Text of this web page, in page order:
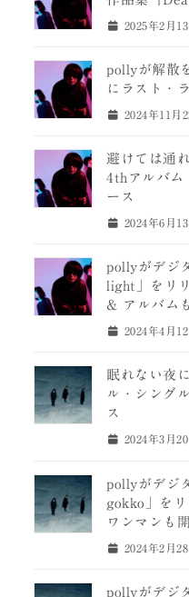
2025年2月13
pollyが解散
にラスト・
2024年11月
避けては
4thアルバム
ース
2024年6月13
pollyがデジ
light」をリ
& アルバム
2024年4月12
眠れない夜
ル・シング
ス
2024年3月20
pollyがデジ
gokko」を
ワンマンも
2024年2月28
pollyがデジ